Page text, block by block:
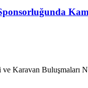
Karavan Buluşmaları